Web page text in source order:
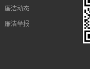
廉洁动态
廉洁举报